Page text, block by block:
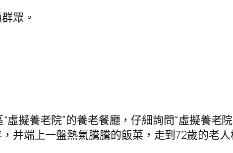
眾。
虛擬養老院”的養老餐廳，仔細詢問“虛擬養老
并端上一盤熱氣騰騰的飯菜，走到72歲的老